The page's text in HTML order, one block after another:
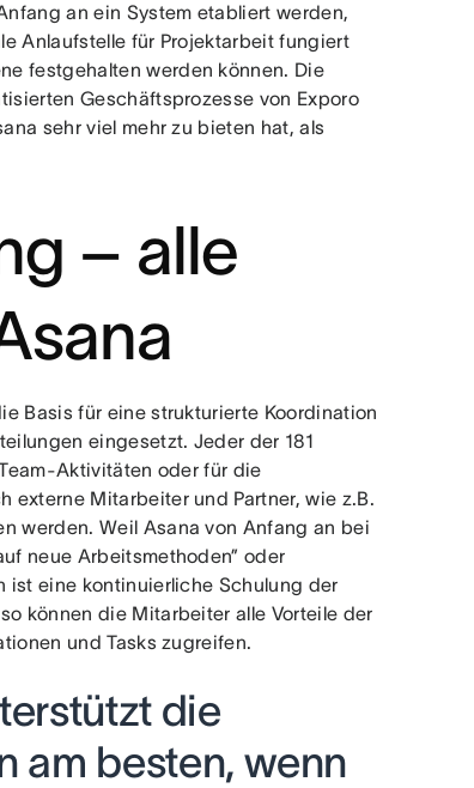
an ein System etabliert werden,
Anlaufstelle für Projektarbeit fungiert
festgehalten werden können. Die
Geschäftsprozesse von Exporo
sehr viel mehr zu bieten hat, als
– alle
Basis für eine strukturierte Koordination
eingesetzt. Jeder der 181
Aktivitäten oder für die
externe Mitarbeiter und Partner, wie z.B.
werden. Weil Asana von Anfang an bei
neue Arbeitsmethoden” oder
ist eine kontinuierliche Schulung der
können die Mitarbeiter alle Vorteile der
und Tasks zugreifen.
die
am besten, wenn